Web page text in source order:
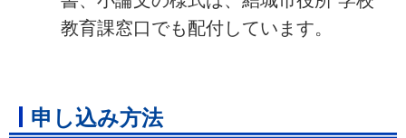
教育課窓口でも配付しています。
申し込み方法